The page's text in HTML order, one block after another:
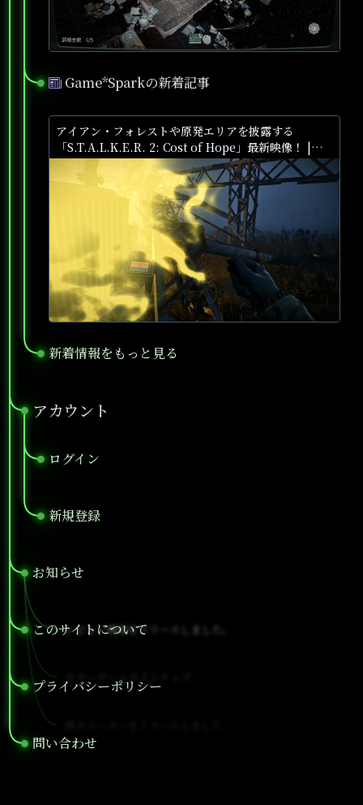
Game*Sparkの新着記事
●
アイアン・フォレストや原発エリアを披露する
「S.T.A.L.K.E.R. 2: Cost of Hope」最新映像！ |
Game*Spark - 国内・海外ゲーム情報サイト
新着情報をもっと見る
●
アカウント
●
ログイン
●
新規登録
●
お知らせ
●
レビュー機能をリリースしました。
ホラーゲームラインナップ
このサイトについて
●
プライバシーポリシー
●
問い合わせ
●